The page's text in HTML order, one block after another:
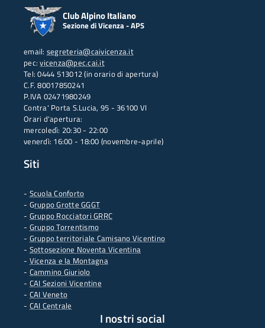
Club Alpino Italiano
Sezione di Vicenza - APS
email: segreteria@caivicenza.it
pec:vicenza@pec.cai.it
Tel: 0444 513012 (in orario di apertura)
C.F. 80017850241
P.IVA 02471980249
Contra' Porta S.Lucia, 95 - 36100 VI
Orari d'apertura:
mercoledì: 20:30 - 22:00
venerdì: 16:00 - 18:00 (novembre-aprile)
Siti
- Scuola Conforto
- Gruppo Grotte GGGT
- Gruppo Rocciatori GRRC
- Gruppo Torrentismo
- Gruppo territoriale Camisano Vicentino
- Sottosezione Noventa Vicentina
- Vicenza e la Montagna
- Cammino Giuriolo
- CAI Sezioni Vicentine
- CAI Veneto
- CAI Centrale
I nostri social